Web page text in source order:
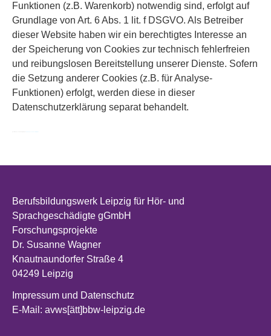
Funktionen (z.B. Warenkorb) notwendig sind, erfolgt auf
Grundlage von Art. 6 Abs. 1 lit. f DSGVO. Als Betreiber
dieser Website haben wir ein berechtigtes Interesse an
der Speicherung von Cookies zur technisch fehlerfreien
und reibungslosen Bereitstellung unserer Dienste. Sofern
die Setzung anderer Cookies (z.B. für Analyse-
Funktionen) erfolgt, werden diese in dieser
Datenschutzerklärung separat behandelt.
Berufsbildungswerk Leipzig für Hör- und
Sprachgeschädigte gGmbH
Forschungsprojekte
Dr. Susanne Wagner
Knautnaundorfer Straße 4
04249 Leipzig
Impressum und Datenschutz
E-Mail: avws[ätt]bbw-leipzig.de